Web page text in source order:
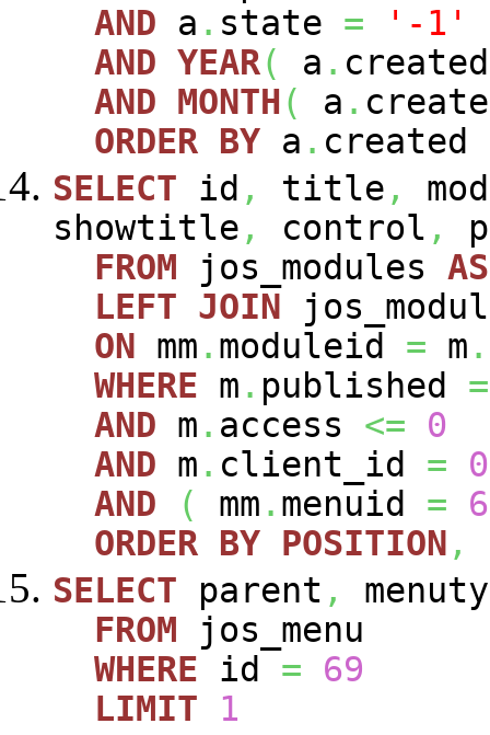
AND a . state =
'-1'
AND YEAR( a .
AND MONTH( a .
ORDER BY a . created
SELECT id , title ,
showtitle , control ,
FROM jos_modules AS
LEFT JOIN
ON mm . moduleid = m .
WHERE m . published =
AND m . access <=
0
AND m . client_id =
0
AND
( mm . menuid =
ORDER BY POSITION ,
SELECT parent ,
FROM jos_menu
WHERE id =
69
LIMIT
1